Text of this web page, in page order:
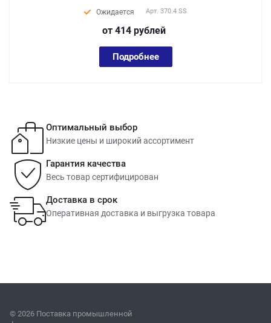
Ожидается Арт. 370.4 SS
от 414 рублей
Подробнее
Оптимальный выбор
Низкие цены и широкий ассортимент
Гарантия качества
Весь товар сертифицирован
Доставка в срок
Оперативная доставка и выгрузка товара
© 2026 Поставка промышленной